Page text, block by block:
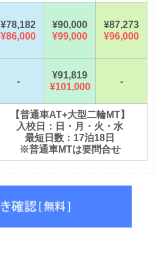
¥78,182
¥86,000
¥90,000
¥99,000
¥87,273
¥96,000
-
¥91,819
¥101,000
-
【普通車AT+大型二輪MT】
入校日：日・月・火・水
最短日数：17泊18日
※普通車MTは要問合せ